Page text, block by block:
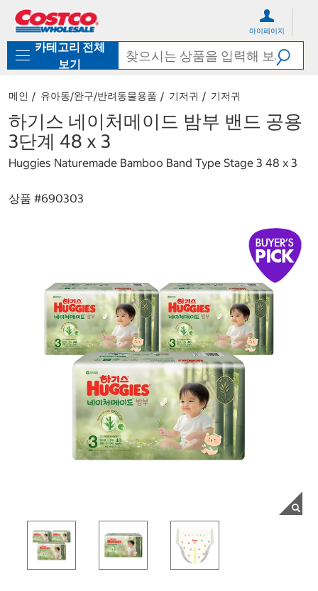
로
기
가
마이페이지
카테고리 전체
보기
메인 유아동/완구/반려동물용품 기저귀 기저귀
하기스 네이처메이드 밤부 밴드 공용
3단계 48 x 3
Huggies Naturemade Bamboo Band Type Stage 3 48 x 3
상품 #690303